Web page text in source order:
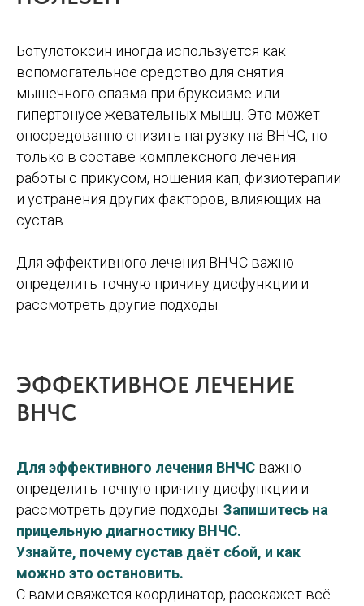
Ботулотоксин иногда используется как
вспомогательное средство для снятия
мышечного спазма при бруксизме или
гипертонусе жевательных мышц. Это может
опосредованно снизить нагрузку на ВНЧС, но
только в составе комплексного лечения:
работы с прикусом, ношения кап, физиотерапии
и устранения других факторов, влияющих на
сустав.
Для эффективного лечения ВНЧС важно
определить точную причину дисфункции и
рассмотреть другие подходы.
ЭФФЕКТИВНОЕ ЛЕЧЕНИЕ
ВНЧС
Для эффективного лечения ВНЧС важно
определить точную причину дисфункции и
рассмотреть другие подходы. Запишитесь на
прицельную диагностику ВНЧС.
Узнайте, почему сустав даёт сбой, и как
можно это остановить.
С вами свяжется координатор, расскажет всё
ДРУГИЕ СТАТЬИ